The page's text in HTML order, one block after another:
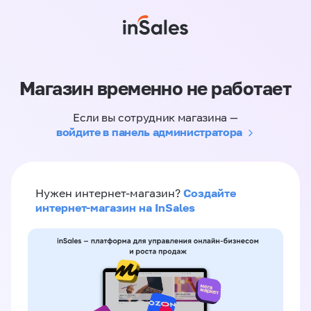
Магазин временно не работает
Если вы сотрудник магазина —
войдите в панель администратора
Нужен интернет-магазин? Создайте
интернет-магазин на InSales